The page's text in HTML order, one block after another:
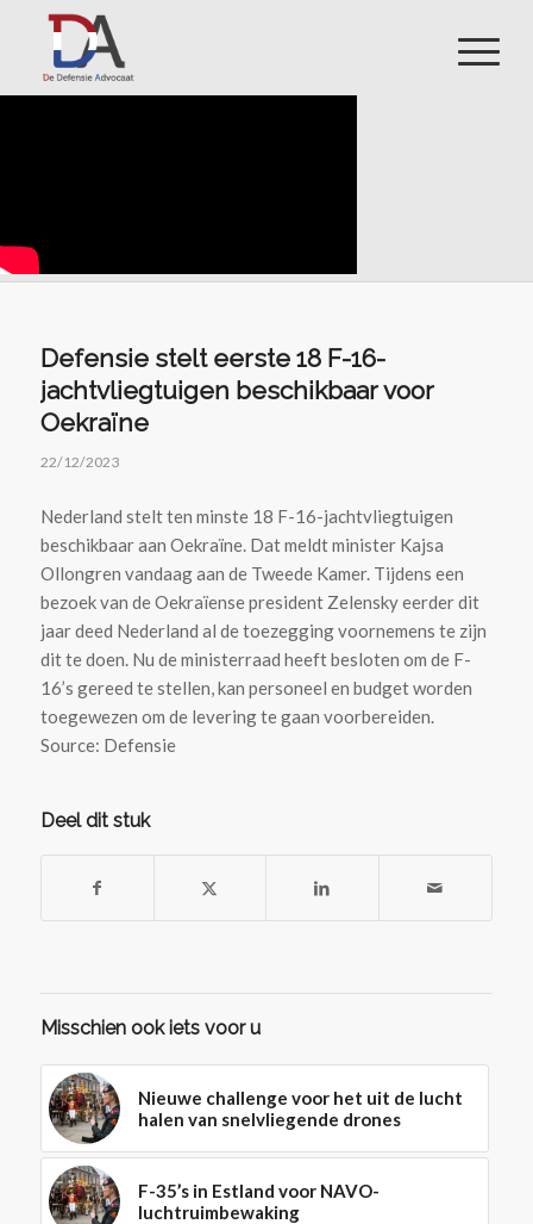
Defensie stelt eerste 18 F-16-
jachtvliegtuigen beschikbaar voor
Oekraïne
22/12/2023
Nederland stelt ten minste 18 F-16-jachtvliegtuigen
beschikbaar aan Oekraïne. Dat meldt minister Kajsa
Ollongren vandaag aan de Tweede Kamer. Tijdens een
bezoek van de Oekraïense president Zelensky eerder dit
jaar deed Nederland al de toezegging voornemens te zijn
dit te doen. Nu de ministerraad heeft besloten om de F-
16’s gereed te stellen, kan personeel en budget worden
toegewezen om de levering te gaan voorbereiden.
Source: Defensie
Deel dit stuk
Misschien ook iets voor u
Nieuwe challenge voor het uit de lucht
halen van snelvliegende drones
F-35’s in Estland voor NAVO-
luchtruimbewaking